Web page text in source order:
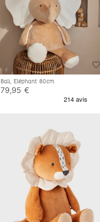
Bali, Eléphant 80cm
79,95 €